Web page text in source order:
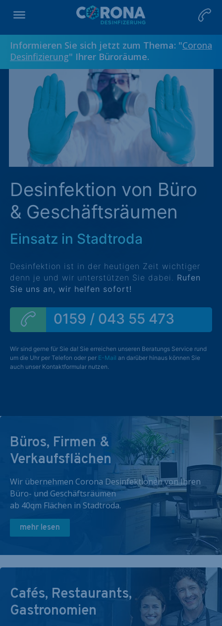
Informieren Sie sich jetzt zum Thema: "Corona
Desinfizierung" Ihrer Büroräume.
Desinfektion von Büro
& Geschäftsräumen
Einsatz in Stadtroda
Desinfektion ist in der heutigen Zeit wichtiger
denn je und wir unterstützen Sie dabei. Rufen
Sie uns an, wir helfen sofort!
0159 / 043 55 473
Wir sind gerne für Sie da! Sie erreichen unseren Beratungs Service rund
um die Uhr per Telefon oder per E-Mail an darüber hinaus können Sie
auch unser Kontaktformular nutzen.
Büros, Firmen &
Verkaufsflächen
Wir übernehmen Corona Desinfektionen von Ihren
Büro- und Geschäftsräumen
ab 40qm Flächen in Stadtroda.
mehr lesen
Cafés, Restaurants,
Gastronomien